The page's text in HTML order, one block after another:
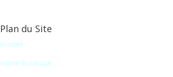
Plan du Site
Accueil
Notre Boutique